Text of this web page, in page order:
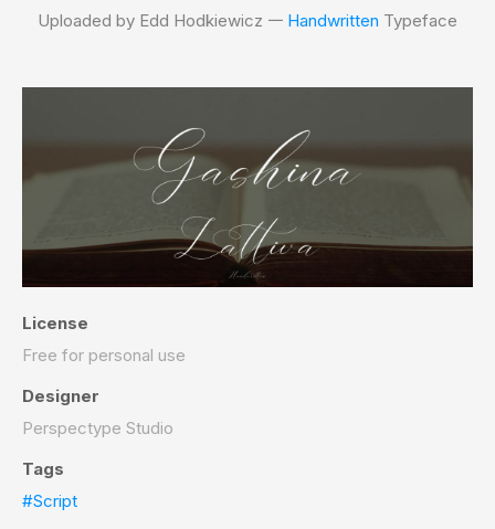
Uploaded by Edd Hodkiewicz 𑁋 Handwritten Typeface
License
Free for personal use
Designer
Perspectype Studio
Tags
#Script